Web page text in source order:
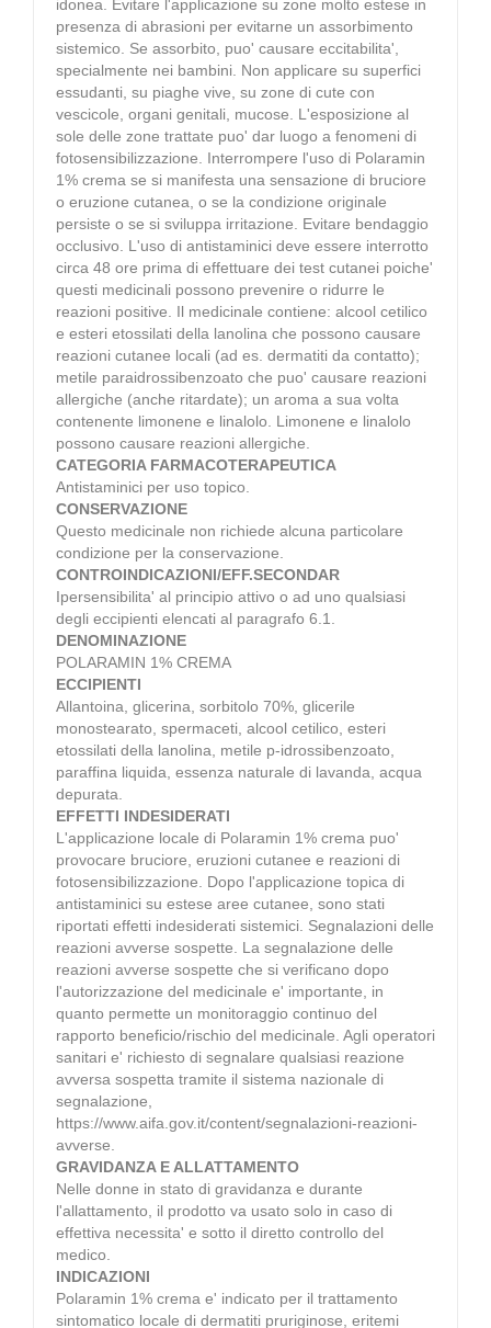
idonea. Evitare l'applicazione su zone molto estese in
presenza di abrasioni per evitarne un assorbimento
sistemico. Se assorbito, puo' causare eccitabilita',
specialmente nei bambini. Non applicare su superfici
essudanti, su piaghe vive, su zone di cute con
vescicole, organi genitali, mucose. L'esposizione al
sole delle zone trattate puo' dar luogo a fenomeni di
fotosensibilizzazione. Interrompere l'uso di Polaramin
1% crema se si manifesta una sensazione di bruciore
o eruzione cutanea, o se la condizione originale
persiste o se si sviluppa irritazione. Evitare bendaggio
occlusivo. L'uso di antistaminici deve essere interrotto
circa 48 ore prima di effettuare dei test cutanei poiche'
questi medicinali possono prevenire o ridurre le
reazioni positive. Il medicinale contiene: alcool cetilico
e esteri etossilati della lanolina che possono causare
reazioni cutanee locali (ad es. dermatiti da contatto);
metile paraidrossibenzoato che puo' causare reazioni
allergiche (anche ritardate); un aroma a sua volta
contenente limonene e linalolo. Limonene e linalolo
possono causare reazioni allergiche.
CATEGORIA FARMACOTERAPEUTICA
Antistaminici per uso topico.
CONSERVAZIONE
Questo medicinale non richiede alcuna particolare
condizione per la conservazione.
CONTROINDICAZIONI/EFF.SECONDAR
Ipersensibilita' al principio attivo o ad uno qualsiasi
degli eccipienti elencati al paragrafo 6.1.
DENOMINAZIONE
POLARAMIN 1% CREMA
ECCIPIENTI
Allantoina, glicerina, sorbitolo 70%, glicerile
monostearato, spermaceti, alcool cetilico, esteri
etossilati della lanolina, metile p-idrossibenzoato,
paraffina liquida, essenza naturale di lavanda, acqua
depurata.
EFFETTI INDESIDERATI
L'applicazione locale di Polaramin 1% crema puo'
provocare bruciore, eruzioni cutanee e reazioni di
fotosensibilizzazione. Dopo l'applicazione topica di
antistaminici su estese aree cutanee, sono stati
riportati effetti indesiderati sistemici. Segnalazioni delle
reazioni avverse sospette. La segnalazione delle
reazioni avverse sospette che si verificano dopo
l'autorizzazione del medicinale e' importante, in
quanto permette un monitoraggio continuo del
rapporto beneficio/rischio del medicinale. Agli operatori
sanitari e' richiesto di segnalare qualsiasi reazione
avversa sospetta tramite il sistema nazionale di
segnalazione,
https://www.aifa.gov.it/content/segnalazioni-reazioni-
avverse.
GRAVIDANZA E ALLATTAMENTO
Nelle donne in stato di gravidanza e durante
l'allattamento, il prodotto va usato solo in caso di
effettiva necessita' e sotto il diretto controllo del
medico.
INDICAZIONI
Polaramin 1% crema e' indicato per il trattamento
sintomatico locale di dermatiti pruriginose, eritemi